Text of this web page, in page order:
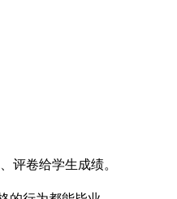
评卷给学生成绩。